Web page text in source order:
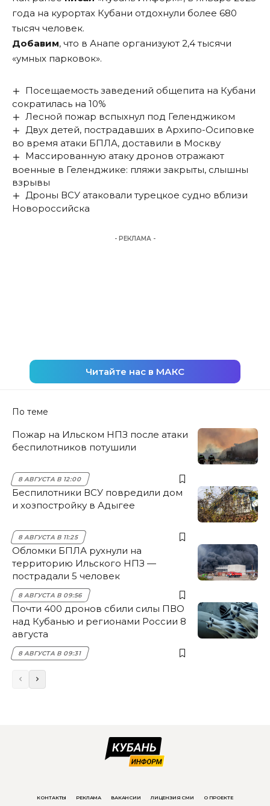
года на курортах Кубани отдохнули более 680
тысяч человек.
Добавим, что в Анапе организуют 2,4 тысячи
«умных парковок».
Посещаемость заведений общепита на Кубани
сократилась на 10%
Лесной пожар вспыхнул под Геленджиком
Двух детей, пострадавших в Архипо-Осиповке
во время атаки БПЛА, доставили в Москву
Массированную атаку дронов отражают
военные в Геленджике: пляжи закрыты, слышны
взрывы
Дроны ВСУ атаковали турецкое судно вблизи
Новороссийска
- РЕКЛАМА -
Читайте нас в МАКС
По теме
Пожар на Ильском НПЗ после атаки
беспилотников потушили
8 АВГУСТА В 12:00
Беспилотники ВСУ повредили дом
и хозпостройку в Адыгее
8 АВГУСТА В 11:25
Обломки БПЛА рухнули на
территорию Ильского НПЗ —
пострадали 5 человек
8 АВГУСТА В 09:56
Почти 400 дронов сбили силы ПВО
над Кубанью и регионами России 8
августа
8 АВГУСТА В 09:31
КОНТАКТЫ РЕКЛАМА ВАКАНСИИ ЛИЦЕНЗИЯ СМИ О ПРОЕКТЕ